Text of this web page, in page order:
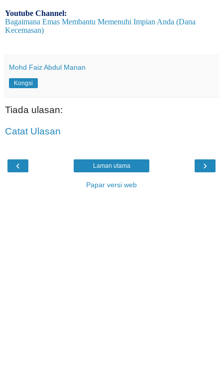
Youtube Channel:
Bagaimana Emas Membantu Memenuhi Impian Anda (Dana
Kecemasan)
Mohd Faiz Abdul Manan
Kongsi
Tiada ulasan:
Catat Ulasan
‹ ›
Laman utama
Papar versi web